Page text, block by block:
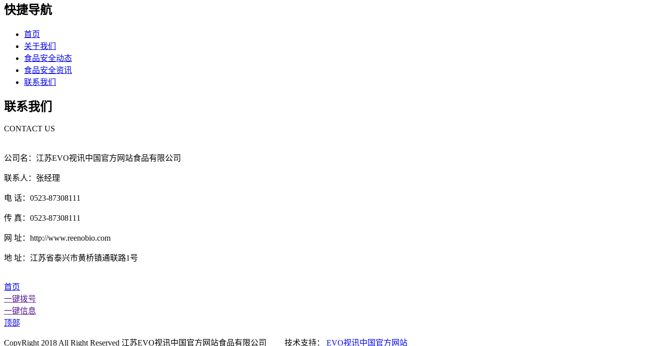
快捷导航
首页
关于我们
食品安全动态
食品安全资讯
联系我们
联系我们
CONTACT US
公司名：江苏EVO视讯中国官方网站食品有限公司
联系人：张经理
电 话：0523-87308111
传 真：0523-87308111
网 址：http://www.reenobio.com
地 址：江苏省泰兴市黄桥镇通联路1号
首页
一键拨号
一键信息
顶部
CopyRight 2018 All Right Reserved 江苏EVO视讯中国官方网站食品有限公司 技术支持： EVO视讯中国官方网站